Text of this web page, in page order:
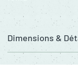
Dimensions &